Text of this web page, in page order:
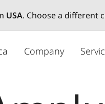
USA. Choose a different
Company